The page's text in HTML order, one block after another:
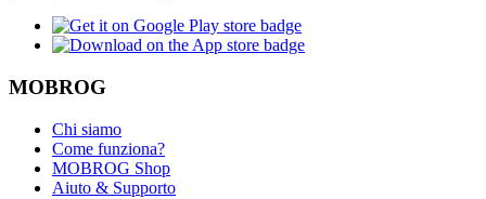
MOBROG
Chi siamo
Come funziona?
MOBROG Shop
Aiuto & Supporto